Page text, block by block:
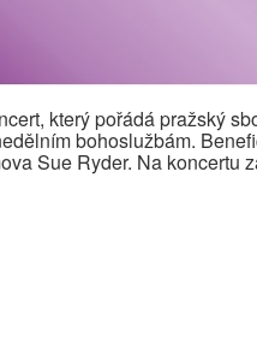
který pořádá pražský
bohoslužbám.
Sue Ryder. Na koncertu